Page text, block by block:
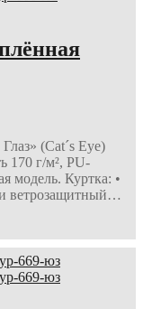
(Cat´s Eye)
170 г/м², PU-
модель. Куртка: •
ветрозащитный…